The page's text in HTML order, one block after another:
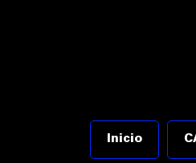
Inicio